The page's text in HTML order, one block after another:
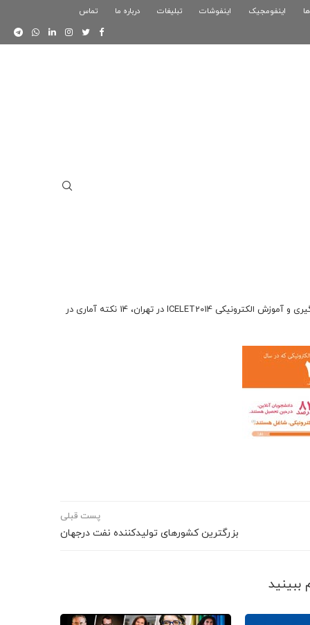
بازی کلش رویال
اینفومجیک اینفوشات تبلیغات درباره ما تماس
به مناسبت برگزاری هشتمین کنفرانس ملی و پنجمين کنفرانس بين المللی يادگيری و آموزش الکترونيکی ICELET2014 در تهران، 14 نکته آماری در
پست قبلی
بزرگترین کشورهای تولیدکننده نفت درجهان